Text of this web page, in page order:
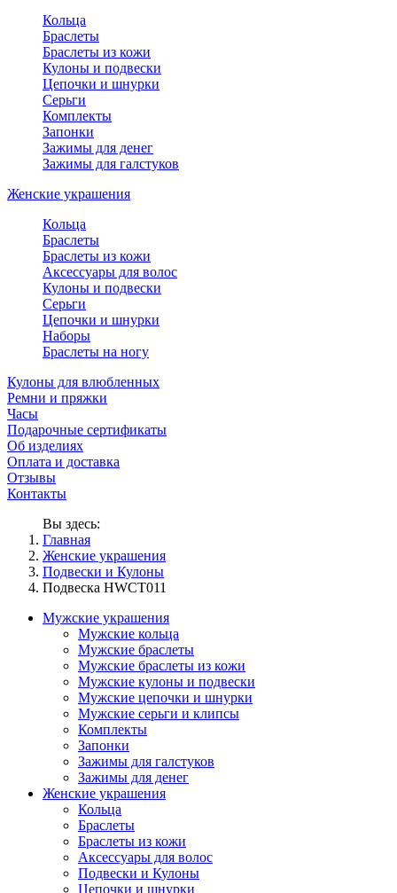
Кольца
Браслеты
Браслеты из кожи
Кулоны и подвески
Цепочки и шнурки
Серьги
Комплекты
Запонки
Зажимы для денег
Зажимы для галстуков
Женские украшения
Кольца
Браслеты
Браслеты из кожи
Аксессуары для волос
Кулоны и подвески
Серьги
Цепочки и шнурки
Наборы
Браслеты на ногу
Кулоны для влюбленных
Ремни и пряжки
Часы
Подарочные сертификаты
Об изделиях
Оплата и доставка
Отзывы
Контакты
Вы здесь:
Главная
Женские украшения
Подвески и Кулоны
Подвеска HWCT011
Мужские украшения
Мужские кольца
Мужские браслеты
Мужские браслеты из кожи
Мужские кулоны и подвески
Мужские цепочки и шнурки
Мужские серьги и клипсы
Комплекты
Запонки
Зажимы для галстуков
Зажимы для денег
Женские украшения
Кольца
Браслеты
Браслеты из кожи
Аксессуары для волос
Подвески и Кулоны
Цепочки и шнурки